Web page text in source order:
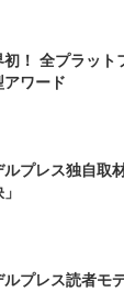
初！ 全プラット
アワード
ルプレス独自取
ルプレス読者モ